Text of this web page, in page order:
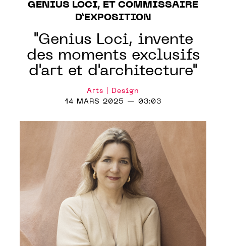
GENIUS LOCI, ET COMMISSAIRE
D’EXPOSITION
"Genius Loci, invente
des moments exclusifs
d'art et d'architecture"
Arts | Design
14 MARS 2025 — 03:03